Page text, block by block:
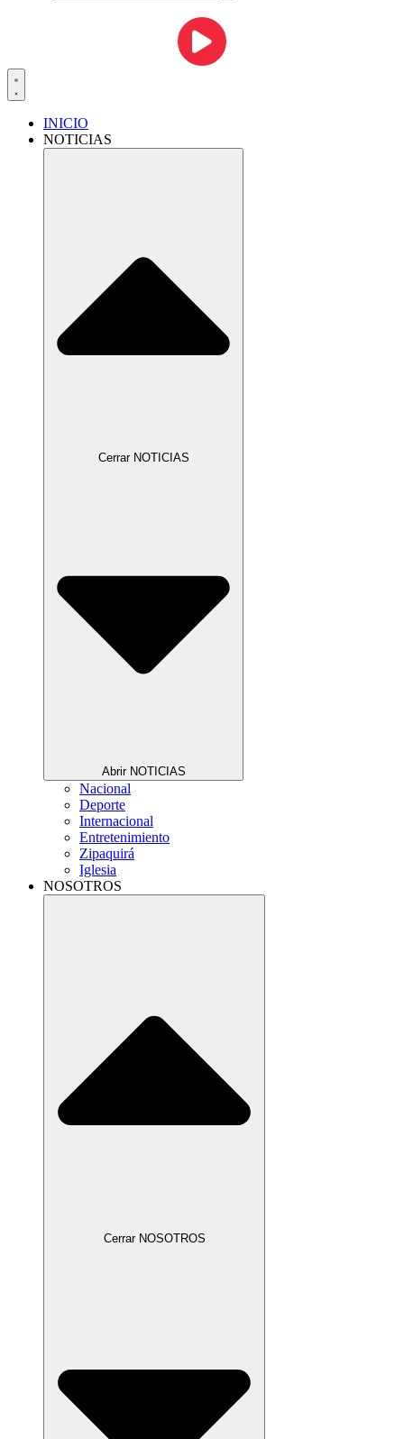
INICIO
NOTICIAS
Cerrar NOTICIAS
Abrir NOTICIAS
Nacional
Deporte
Internacional
Entretenimiento
Zipaquirá
Iglesia
NOSOTROS
Cerrar NOSOTROS